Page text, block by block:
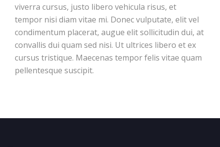
viverra cursus, justo libero vehicula risus, et
tempor nisi diam vitae mi. Donec vulputate, elit vel
condimentum placerat, augue elit sollicitudin dui, at
convallis dui quam sed nisi. Ut ultrices libero et ex
cursus tristique. Maecenas tempor felis vitae quam
pellentesque suscipit.